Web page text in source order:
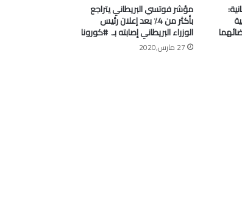
مؤشر فوتسي البريطاني يتراجع
بأكثر من 4٪ بعد إعلان رئيس
الوزراء البريطاني إصابته بـ ⁧ #كورونا⁩
27 مارس,2020